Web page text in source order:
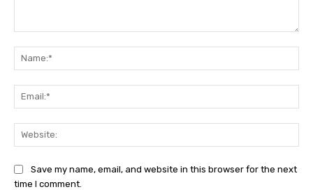
Save my name, email, and website in this browser for the next
time I comment.